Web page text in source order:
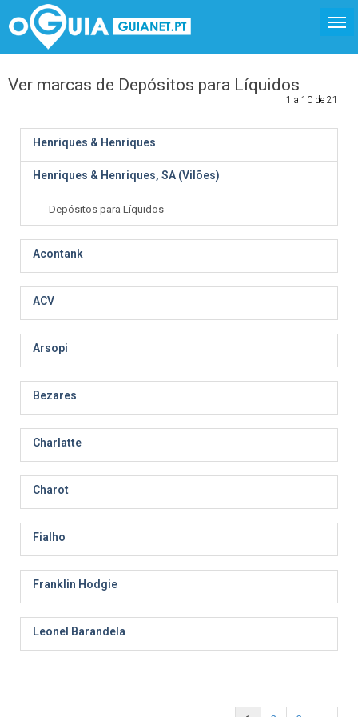
Ver marcas de Depósitos para Líquidos
1 a 10 de 21
Henriques & Henriques
Henriques & Henriques, SA (Vilões)
Depósitos para Líquidos
Acontank
ACV
Arsopi
Bezares
Charlatte
Charot
Fialho
Franklin Hodgie
Leonel Barandela